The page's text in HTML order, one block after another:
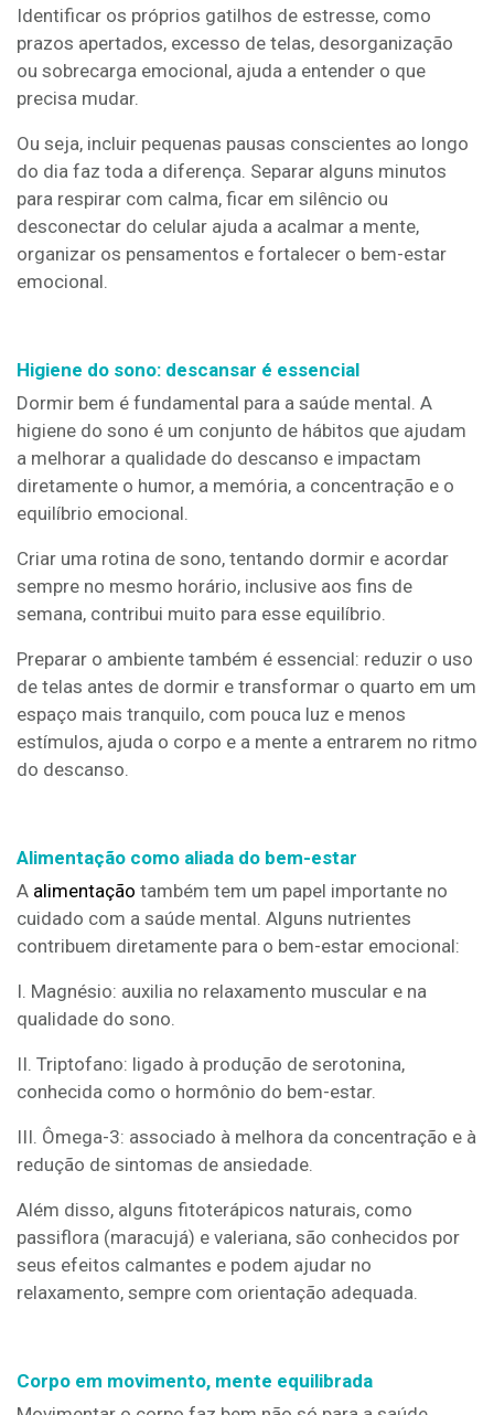
Identificar os próprios gatilhos de estresse, como
prazos apertados, excesso de telas, desorganização
ou sobrecarga emocional, ajuda a entender o que
precisa mudar.
Ou seja, incluir pequenas pausas conscientes ao longo
do dia faz toda a diferença. Separar alguns minutos
para respirar com calma, ficar em silêncio ou
desconectar do celular ajuda a acalmar a mente,
organizar os pensamentos e fortalecer o bem-estar
emocional.
Higiene do sono: descansar é essencial
Dormir bem é fundamental para a saúde mental. A
higiene do sono é um conjunto de hábitos que ajudam
a melhorar a qualidade do descanso e impactam
diretamente o humor, a memória, a concentração e o
equilíbrio emocional.
Criar uma rotina de sono, tentando dormir e acordar
sempre no mesmo horário, inclusive aos fins de
semana, contribui muito para esse equilíbrio.
Preparar o ambiente também é essencial: reduzir o uso
de telas antes de dormir e transformar o quarto em um
espaço mais tranquilo, com pouca luz e menos
estímulos, ajuda o corpo e a mente a entrarem no ritmo
do descanso.
Alimentação como aliada do bem-estar
A alimentação também tem um papel importante no
cuidado com a saúde mental. Alguns nutrientes
contribuem diretamente para o bem-estar emocional:
I. Magnésio: auxilia no relaxamento muscular e na
qualidade do sono.
II. Triptofano: ligado à produção de serotonina,
conhecida como o hormônio do bem-estar.
III. Ômega-3: associado à melhora da concentração e à
redução de sintomas de ansiedade.
Além disso, alguns fitoterápicos naturais, como
passiflora (maracujá) e valeriana, são conhecidos por
seus efeitos calmantes e podem ajudar no
relaxamento, sempre com orientação adequada.
Corpo em movimento, mente equilibrada